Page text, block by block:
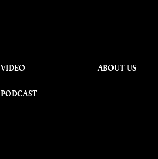
VIDEO
PODCAST
ABOUT US